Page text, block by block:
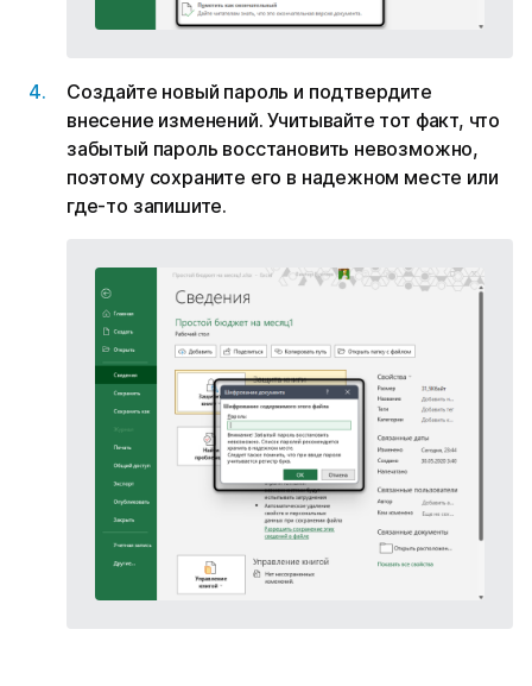
Создайте новый пароль и подтвердите
внесение изменений. Учитывайте тот факт, что
забытый пароль восстановить невозможно,
поэтому сохраните его в надежном месте или
где-то запишите.